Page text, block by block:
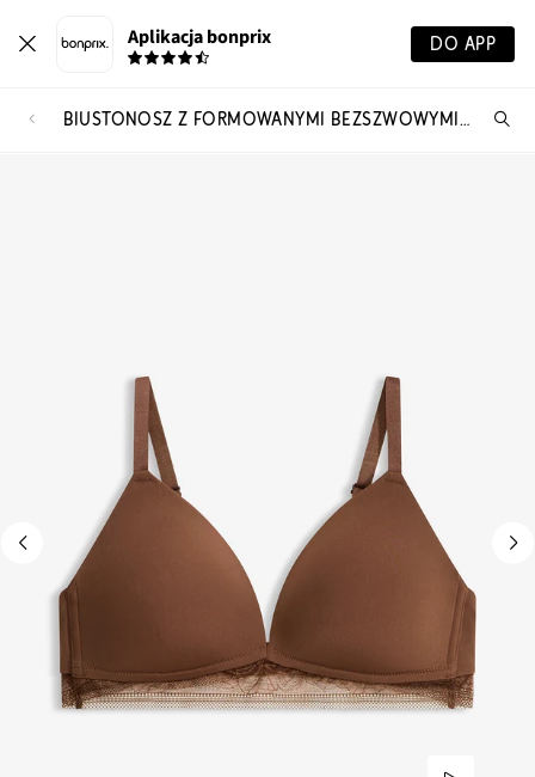
Aplikacja bonprix DO APP
BIUSTONOSZ Z FORMOWANYMI BEZSZWOWYMI MISECZKAMI, BEZ FISZBINÓW